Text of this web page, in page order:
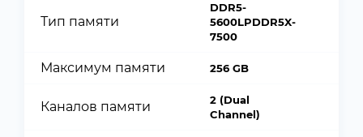
Тип памяти
DDR5-
5600LPDDR5X-
7500
Максимум памяти 256 GB
Каналов памяти
2 (Dual
Channel)